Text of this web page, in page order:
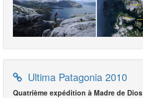
Ultima Patagonia 2010
Quatrième expédition à Madre de Dios